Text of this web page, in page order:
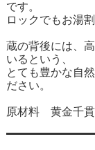
です。
ロックでもお湯
蔵の背後には、
いるという、
とても豊かな自
ださい。
原材料 黄金千